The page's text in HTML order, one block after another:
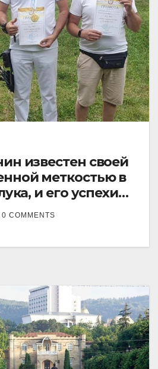
известен своей
меткостью в
и его успехи
в
крае.
0 COMMENTS